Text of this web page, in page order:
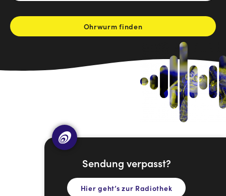
Ohrwurm finden
Sendung verpasst?
Hier geht’s zur Radiothek